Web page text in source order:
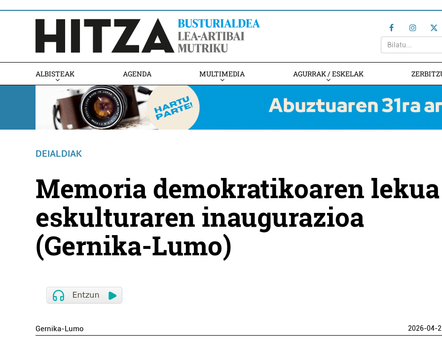
ALBISTEAK AGENDA MULTIMEDIA AGURRAK / ESKELAK
DEIALDIAK
Memoria demokratikoaren lekua
eskulturaren inaugurazioa
(Gernika-Lumo)
Gernika-Lumo 2026-04-